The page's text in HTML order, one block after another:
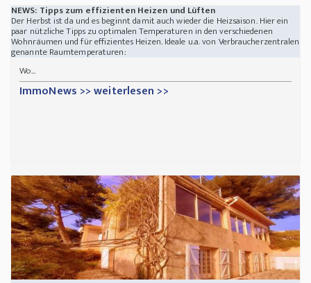
NEWS: Tipps zum effizienten Heizen und Lüften
Der Herbst ist da und es beginnt damit auch wieder die Heizsaison. Hier ein
paar nützliche Tipps zu optimalen Temperaturen in den verschiedenen
Wohnräumen und für effizientes Heizen. Ideale u.a. von Verbraucherzentralen
genannte Raumtemperaturen:
Wo...
ImmoNews >> weiterlesen >>